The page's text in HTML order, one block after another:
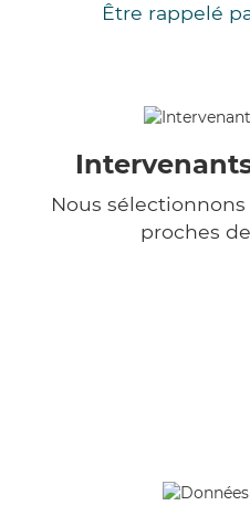
Être rappelé
Nous
proches